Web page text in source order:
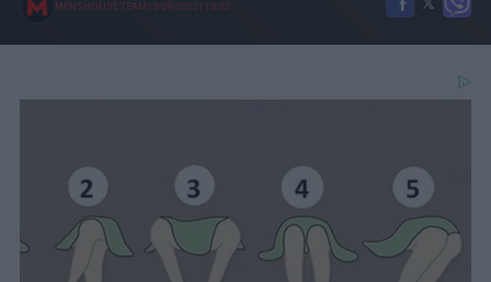
MENSHOUSE TEAM 12/09/2022 18:02